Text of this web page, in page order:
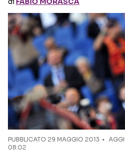
Seguici
PUBBLICATO 29 MAGGIO 2013
08:02